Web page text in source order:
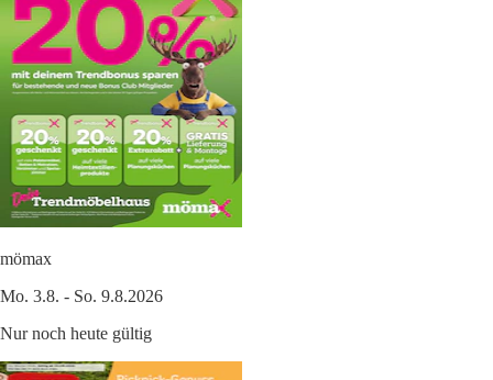
mömax
Mo. 3.8. - So. 9.8.2026
Nur noch heute gültig